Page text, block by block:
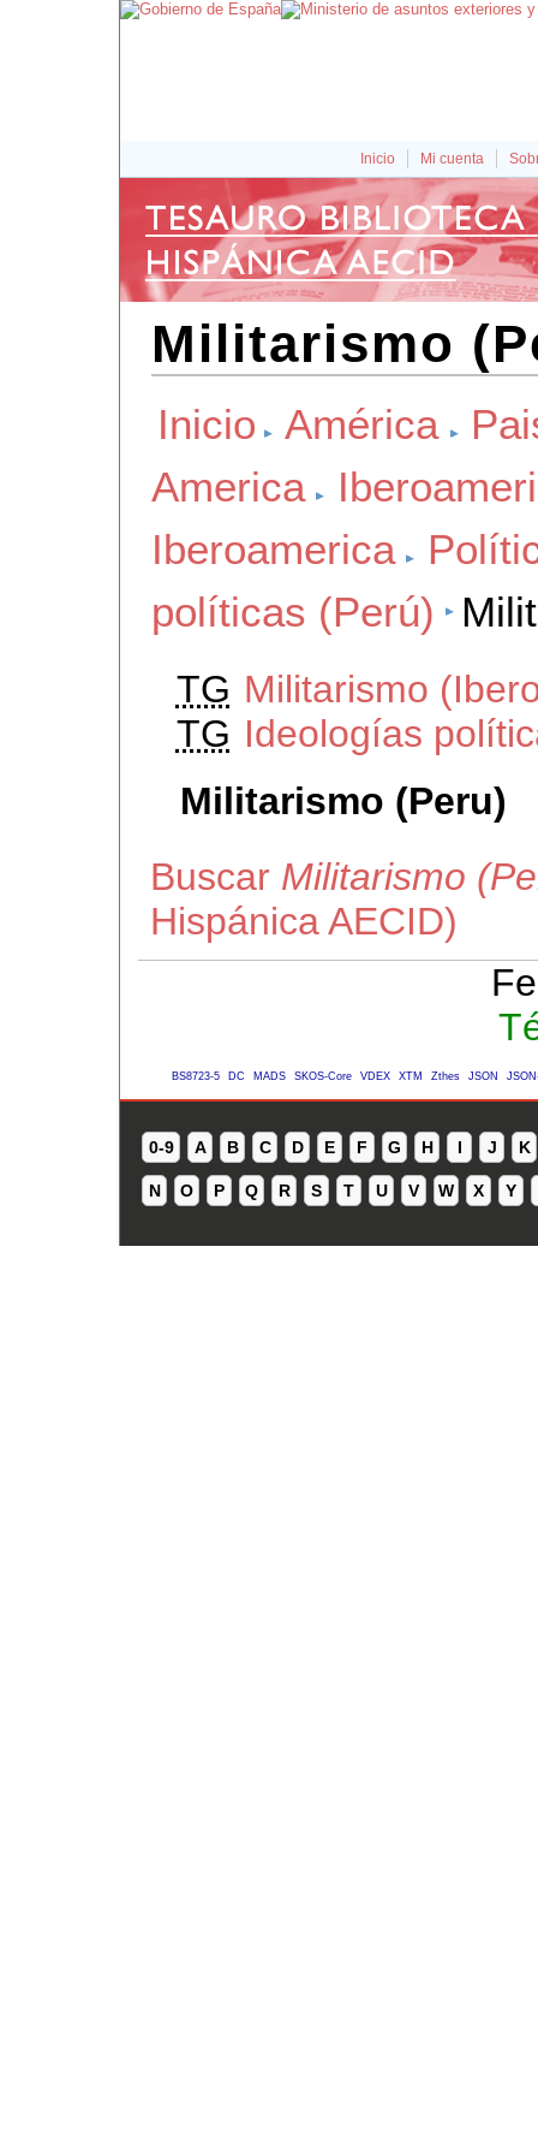
Inicio Mi cuenta
Militarismo
Inicio América
America
Iberoamerica
políticas (Perú)
TG Militarismo
TG Ideologías
Militarismo (Peru)
Buscar Militarismo
Hispánica AECID)
BS8723-5 DC MADS SKOS-Core VDEX XTM Zthes JSON
0-9 A B C D E F G H I J K
N O P Q R S T U V W X Y